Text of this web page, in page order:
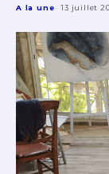
A la une 13 juillet